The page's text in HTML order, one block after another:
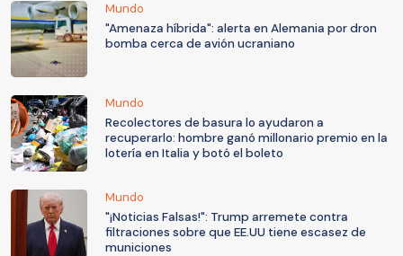
Mundo
"Amenaza híbrida": alerta en Alemania por dron
bomba cerca de avión ucraniano
Mundo
Recolectores de basura lo ayudaron a
recuperarlo: hombre ganó millonario premio en la
lotería en Italia y botó el boleto
Mundo
"¡Noticias Falsas!": Trump arremete contra
filtraciones sobre que EE.UU tiene escasez de
municiones